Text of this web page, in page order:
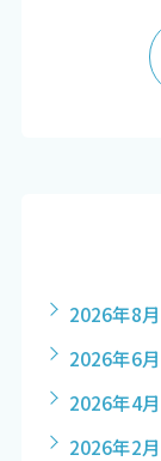
2026年8月
2026年6月
2026年4月
2026年2月